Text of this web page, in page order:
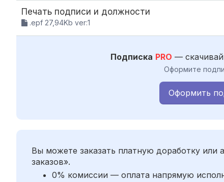
Печать подписи и должности
.epf 27,94Kb ver:1
Подписка PRO —
Оформите
Оформить
Вы можете заказать платную доработку
заказов».
0% комиссии — оплата напрямую